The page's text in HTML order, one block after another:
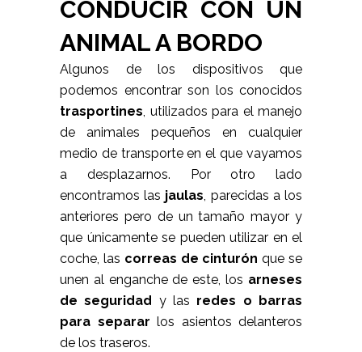
CONDUCIR CON UN
ANIMAL A BORDO
Algunos de los dispositivos que
podemos encontrar son los conocidos
trasportines , utilizados para el manejo
de animales pequeños en cualquier
medio de transporte en el que vayamos
a desplazarnos. Por otro lado
encontramos las jaulas , parecidas a los
anteriores pero de un tamaño mayor y
que únicamente se pueden utilizar en el
coche, las correas de cinturón que se
unen al enganche de este, los arneses
de seguridad y las redes o barras
para separar los asientos delanteros
de los traseros.